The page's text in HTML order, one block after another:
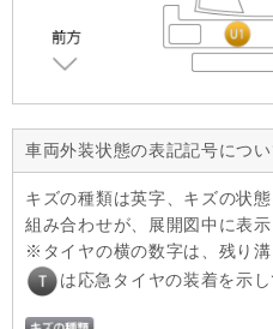
車両外装状態の表記記号につい
キズの種類は英字、キズの状
組み合わせが、展開図中に表示
タイヤの横の数字は、残り溝
は応急タイヤの装着を示し